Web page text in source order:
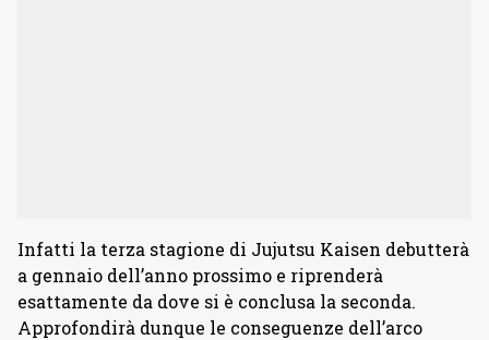
Infatti la terza stagione di Jujutsu Kaisen debutterà
a gennaio dell’anno prossimo e riprenderà
esattamente da dove si è conclusa la seconda.
Approfondirà dunque le conseguenze dell’arco